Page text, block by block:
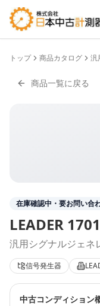
トップ 商品カタログ 汎
商品一覧に戻る
在庫確認中・要お問い合
LEADER 1701
汎用シグナルジェネ
信号発生器
中古コンディション